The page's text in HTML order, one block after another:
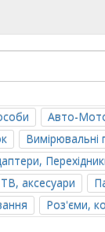
Авто-
Вимірювальні
аксесуари
Роз'єми,